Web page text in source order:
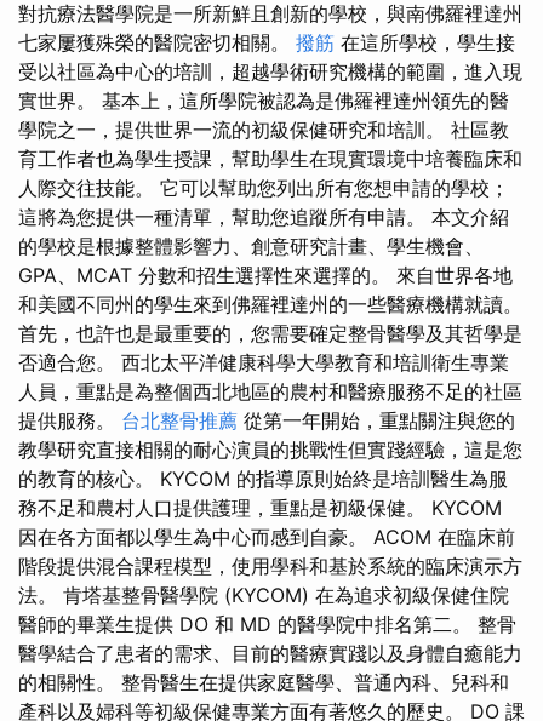
對抗療法醫學院是一所新鮮且創新的學校，與南佛羅裡達州
七家屢獲殊榮的醫院密切相關。 撥筋 在這所學校，學生接
受以社區為中心的培訓，超越學術研究機構的範圍，進入現
實世界。 基本上，這所學院被認為是佛羅裡達州領先的醫
學院之一，提供世界一流的初級保健研究和培訓。 社區教
育工作者也為學生授課，幫助學生在現實環境中培養臨床和
人際交往技能。 它可以幫助您列出所有您想申請的學校；
這將為您提供一種清單，幫助您追蹤所有申請。 本文介紹
的學校是根據整體影響力、創意研究計畫、學生機會、
GPA、MCAT 分數和招生選擇性來選擇的。 來自世界各地
和美國不同州的學生來到佛羅裡達州的一些醫療機構就讀。
首先，也許也是最重要的，您需要確定整骨醫學及其哲學是
否適合您。 西北太平洋健康科學大學教育和培訓衛生專業
人員，重點是為整個西北地區的農村和醫療服務不足的社區
提供服務。 台北整骨推薦 從第一年開始，重點關注與您的
教學研究直接相關的耐心演員的挑戰性但實踐經驗，這是您
的教育的核心。 KYCOM 的指導原則始終是培訓醫生為服
務不足和農村人口提供護理，重點是初級保健。 KYCOM
因在各方面都以學生為中心而感到自豪。 ACOM 在臨床前
階段提供混合課程模型，使用學科和基於系統的臨床演示方
法。 肯塔基整骨醫學院 (KYCOM) 在為追求初級保健住院
醫師的畢業生提供 DO 和 MD 的醫學院中排名第二。 整骨
醫學結合了患者的需求、目前的醫療實踐以及身體自癒能力
的相關性。 整骨醫生在提供家庭醫學、普通內科、兒科和
產科以及婦科等初級保健專業方面有著悠久的歷史。 DO 課